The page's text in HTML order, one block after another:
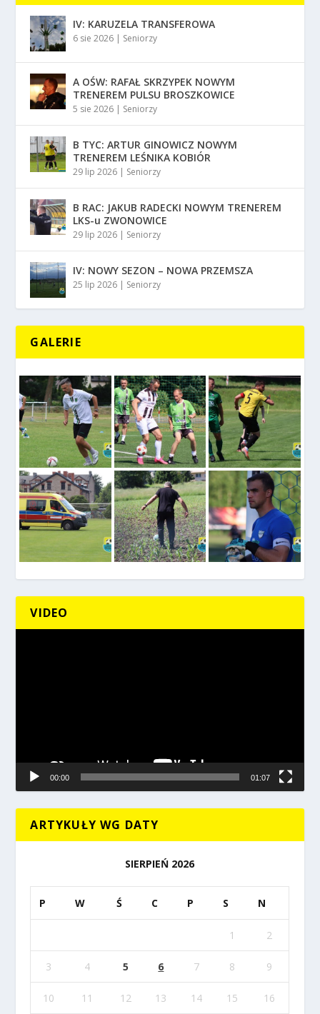
IV: KARUZELA TRANSFEROWA
6 sie 2026 | Seniorzy
A OŚW: RAFAŁ SKRZYPEK NOWYM
TRENEREM PULSU BROSZKOWICE
5 sie 2026 | Seniorzy
B TYC: ARTUR GINOWICZ NOWYM
TRENEREM LEŚNIKA KOBIÓR
29 lip 2026 | Seniorzy
B RAC: JAKUB RADECKI NOWYM TRENEREM
LKS-u ZWONOWICE
29 lip 2026 | Seniorzy
IV: NOWY SEZON – NOWA PRZEMSZA
25 lip 2026 | Seniorzy
GALERIE
VIDEO
00:00 01:07
ARTYKUŁY WG DATY
SIERPIEŃ 2026
P W Ś C P S N
1 2
3 4 5 6 7 8 9
10 11 12 13 14 15 16